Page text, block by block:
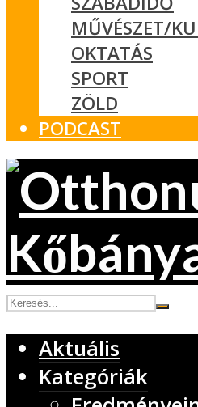
MŰVÉSZET/
OKTATÁS
SPORT
ZÖLD
PODCAST
Aktuális
Kategóriák